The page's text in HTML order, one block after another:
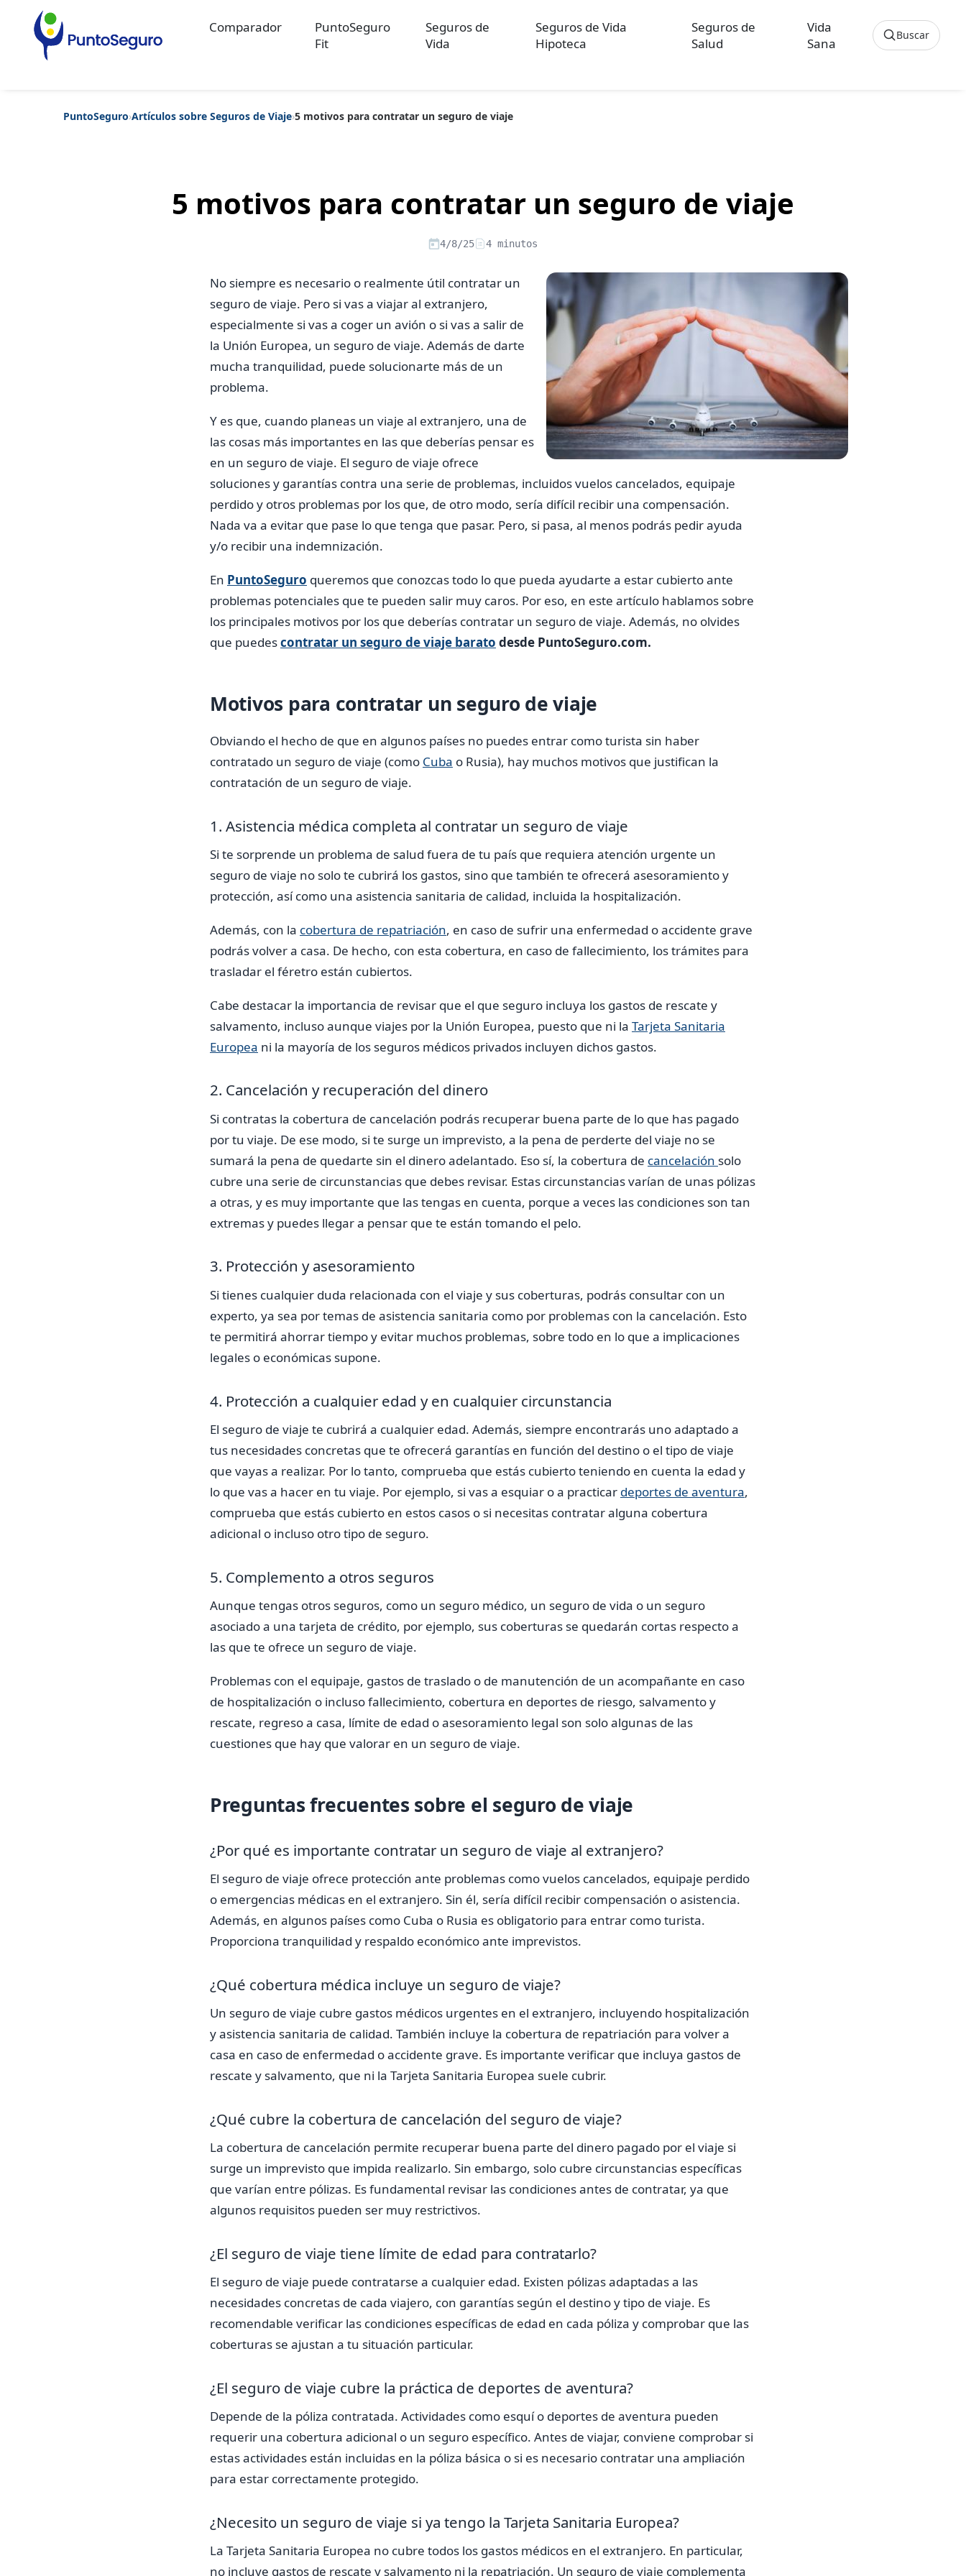
Comparador
PuntoSeguro
Fit
Seguros de
Vida
Seguros de Vida
Hipoteca
Seguros de
Salud
Vida
Sana
Buscar
PuntoSeguro›Artículos sobre Seguros de Viaje›5 motivos para contratar un seguro de viaje
5 motivos para contratar un seguro de viaje
4/8/25 4 minutos
No siempre es necesario o realmente útil contratar un
seguro de viaje. Pero si vas a viajar al extranjero,
especialmente si vas a coger un avión o si vas a salir de
la Unión Europea, un seguro de viaje. Además de darte
mucha tranquilidad, puede solucionarte más de un
problema.
Y es que, cuando planeas un viaje al extranjero, una de
las cosas más importantes en las que deberías pensar es
en un seguro de viaje. El seguro de viaje ofrece
soluciones y garantías contra una serie de problemas, incluidos vuelos cancelados, equipaje
perdido y otros problemas por los que, de otro modo, sería difícil recibir una compensación.
Nada va a evitar que pase lo que tenga que pasar. Pero, si pasa, al menos podrás pedir ayuda
y/o recibir una indemnización.
En PuntoSeguro queremos que conozcas todo lo que pueda ayudarte a estar cubierto ante
problemas potenciales que te pueden salir muy caros. Por eso, en este artículo hablamos sobre
los principales motivos por los que deberías contratar un seguro de viaje. Además, no olvides
que puedescontratar un seguro de viaje barato desde PuntoSeguro.com.
Motivos para contratar un seguro de viaje
Obviando el hecho de que en algunos países no puedes entrar como turista sin haber
contratado un seguro de viaje (como Cuba o Rusia), hay muchos motivos que justifican la
contratación de un seguro de viaje.
1. Asistencia médica completa al contratar un seguro de viaje
Si te sorprende un problema de salud fuera de tu país que requiera atención urgente un
seguro de viaje no solo te cubrirá los gastos, sino que también te ofrecerá asesoramiento y
protección, así como una asistencia sanitaria de calidad, incluida la hospitalización.
Además, con la cobertura de repatriación, en caso de sufrir una enfermedad o accidente grave
podrás volver a casa. De hecho, con esta cobertura, en caso de fallecimiento, los trámites para
trasladar el féretro están cubiertos.
Cabe destacar la importancia de revisar que el que seguro incluya los gastos de rescate y
salvamento, incluso aunque viajes por la Unión Europea, puesto que ni la Tarjeta Sanitaria
Europea ni la mayoría de los seguros médicos privados incluyen dichos gastos.
2. Cancelación y recuperación del dinero
Si contratas la cobertura de cancelación podrás recuperar buena parte de lo que has pagado
por tu viaje. De ese modo, si te surge un imprevisto, a la pena de perderte del viaje no se
sumará la pena de quedarte sin el dinero adelantado. Eso sí, la cobertura de cancelación solo
cubre una serie de circunstancias que debes revisar. Estas circunstancias varían de unas pólizas
a otras, y es muy importante que las tengas en cuenta, porque a veces las condiciones son tan
extremas y puedes llegar a pensar que te están tomando el pelo.
3. Protección y asesoramiento
Si tienes cualquier duda relacionada con el viaje y sus coberturas, podrás consultar con un
experto, ya sea por temas de asistencia sanitaria como por problemas con la cancelación. Esto
te permitirá ahorrar tiempo y evitar muchos problemas, sobre todo en lo que a implicaciones
legales o económicas supone.
4. Protección a cualquier edad y en cualquier circunstancia
El seguro de viaje te cubrirá a cualquier edad. Además, siempre encontrarás uno adaptado a
tus necesidades concretas que te ofrecerá garantías en función del destino o el tipo de viaje
que vayas a realizar. Por lo tanto, comprueba que estás cubierto teniendo en cuenta la edad y
lo que vas a hacer en tu viaje. Por ejemplo, si vas a esquiar o a practicar deportes de aventura,
comprueba que estás cubierto en estos casos o si necesitas contratar alguna cobertura
adicional o incluso otro tipo de seguro.
5. Complemento a otros seguros
Aunque tengas otros seguros, como un seguro médico, un seguro de vida o un seguro
asociado a una tarjeta de crédito, por ejemplo, sus coberturas se quedarán cortas respecto a
las que te ofrece un seguro de viaje.
Problemas con el equipaje, gastos de traslado o de manutención de un acompañante en caso
de hospitalización o incluso fallecimiento, cobertura en deportes de riesgo, salvamento y
rescate, regreso a casa, límite de edad o asesoramiento legal son solo algunas de las
cuestiones que hay que valorar en un seguro de viaje.
Preguntas frecuentes sobre el seguro de viaje
¿Por qué es importante contratar un seguro de viaje al extranjero?
El seguro de viaje ofrece protección ante problemas como vuelos cancelados, equipaje perdido
o emergencias médicas en el extranjero. Sin él, sería difícil recibir compensación o asistencia.
Además, en algunos países como Cuba o Rusia es obligatorio para entrar como turista.
Proporciona tranquilidad y respaldo económico ante imprevistos.
¿Qué cobertura médica incluye un seguro de viaje?
Un seguro de viaje cubre gastos médicos urgentes en el extranjero, incluyendo hospitalización
y asistencia sanitaria de calidad. También incluye la cobertura de repatriación para volver a
casa en caso de enfermedad o accidente grave. Es importante verificar que incluya gastos de
rescate y salvamento, que ni la Tarjeta Sanitaria Europea suele cubrir.
¿Qué cubre la cobertura de cancelación del seguro de viaje?
La cobertura de cancelación permite recuperar buena parte del dinero pagado por el viaje si
surge un imprevisto que impida realizarlo. Sin embargo, solo cubre circunstancias específicas
que varían entre pólizas. Es fundamental revisar las condiciones antes de contratar, ya que
algunos requisitos pueden ser muy restrictivos.
¿El seguro de viaje tiene límite de edad para contratarlo?
El seguro de viaje puede contratarse a cualquier edad. Existen pólizas adaptadas a las
necesidades concretas de cada viajero, con garantías según el destino y tipo de viaje. Es
recomendable verificar las condiciones específicas de edad en cada póliza y comprobar que las
coberturas se ajustan a tu situación particular.
¿El seguro de viaje cubre la práctica de deportes de aventura?
Depende de la póliza contratada. Actividades como esquí o deportes de aventura pueden
requerir una cobertura adicional o un seguro específico. Antes de viajar, conviene comprobar si
estas actividades están incluidas en la póliza básica o si es necesario contratar una ampliación
para estar correctamente protegido.
¿Necesito un seguro de viaje si ya tengo la Tarjeta Sanitaria Europea?
La Tarjeta Sanitaria Europea no cubre todos los gastos médicos en el extranjero. En particular,
no incluye gastos de rescate y salvamento ni la repatriación. Un seguro de viaje complementa